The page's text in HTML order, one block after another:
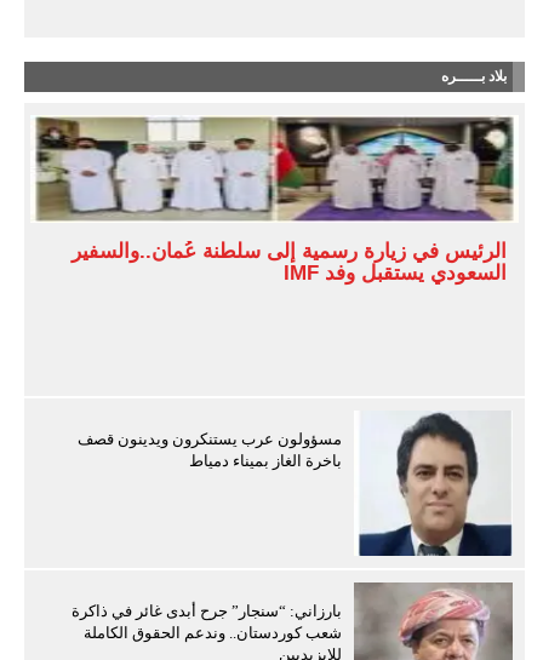
بلاد بـــــره
الرئيس في زيارة رسمية إلى سلطنة عُمان..والسفير
السعودي يستقبل وفد IMF
مسؤولون عرب يستنكرون ويدينون قصف
باخرة الغاز بميناء دمياط
بارزاني: “سنجار” جرح أبدى غائر في ذاكرة
شعب كوردستان.. وندعم الحقوق الكاملة
للإيزيديين